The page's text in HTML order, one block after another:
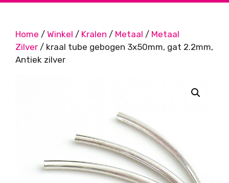
Home / Winkel / Kralen / Metaal / Metaal
Zilver / kraal tube gebogen 3x50mm, gat 2.2mm,
Antiek zilver